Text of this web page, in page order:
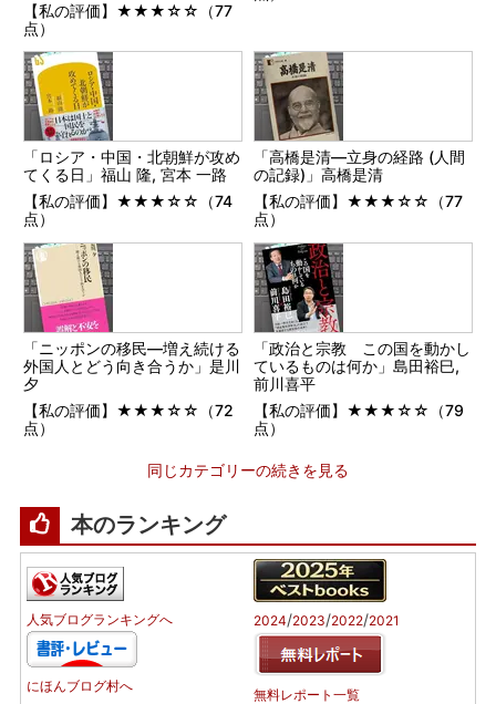
【私の評価】★★★☆☆（77
点）
「ロシア・中国・北朝鮮が攻め
てくる日」福山 隆, 宮本 一路
【私の評価】★★★☆☆（74
点）
「高橋是清―立身の経路 (人間
の記録)」高橋是清
【私の評価】★★★☆☆（77
点）
「ニッポンの移民―増え続ける
外国人とどう向き合うか」是川
夕
【私の評価】★★★☆☆（72
点）
「政治と宗教 この国を動かし
ているものは何か」島田裕巳,
前川喜平
【私の評価】★★★☆☆（79
点）
同じカテゴリーの続きを見る
本のランキング
人気ブログランキングへ
にほんブログ村へ
2024/2023/2022/2021
無料レポート一覧